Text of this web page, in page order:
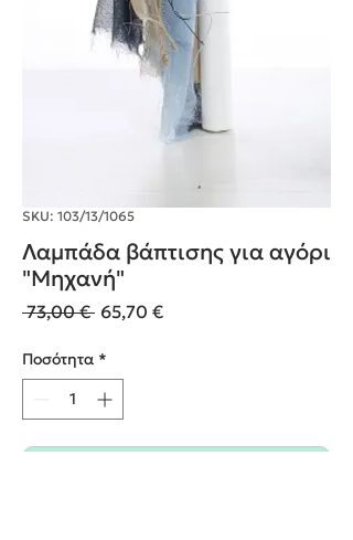
SKU: 103/13/1065
Λαμπάδα βάπτισης για αγόρι
"Μηχανή"
73,00 € Κανονική
65,70 €Τιμή
Ποσότητα *